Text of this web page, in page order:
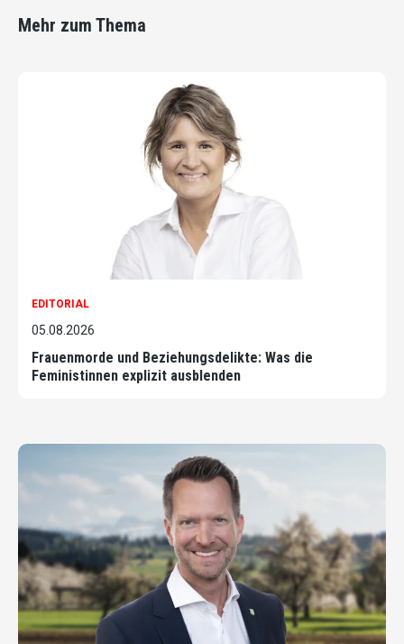
Mehr zum Thema
EDITORIAL
05.08.2026
Frauenmorde und Beziehungsdelikte: Was die
Feministinnen explizit ausblenden